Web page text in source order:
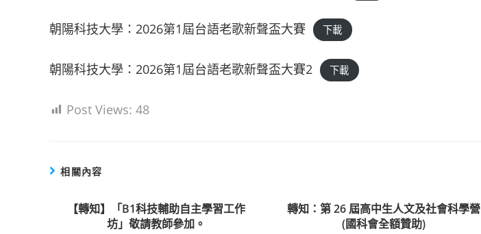
朝陽科技大學：2026第1屆台語老歌新聲盃大賽 下載
朝陽科技大學：2026第1屆台語老歌新聲盃大賽2 下載
Post Views: 48
相關內容
【轉知】「B1科技輔助自主學習工作
坊」敬請教師參加。
轉知：第 26 屆高中生人文及社會科學營
(國科會全額贊助)